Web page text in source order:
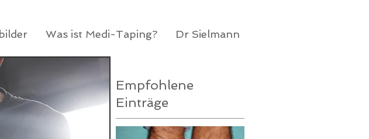
Was ist Medi-Taping? Dr Sielmann
Empfohlene
Einträge